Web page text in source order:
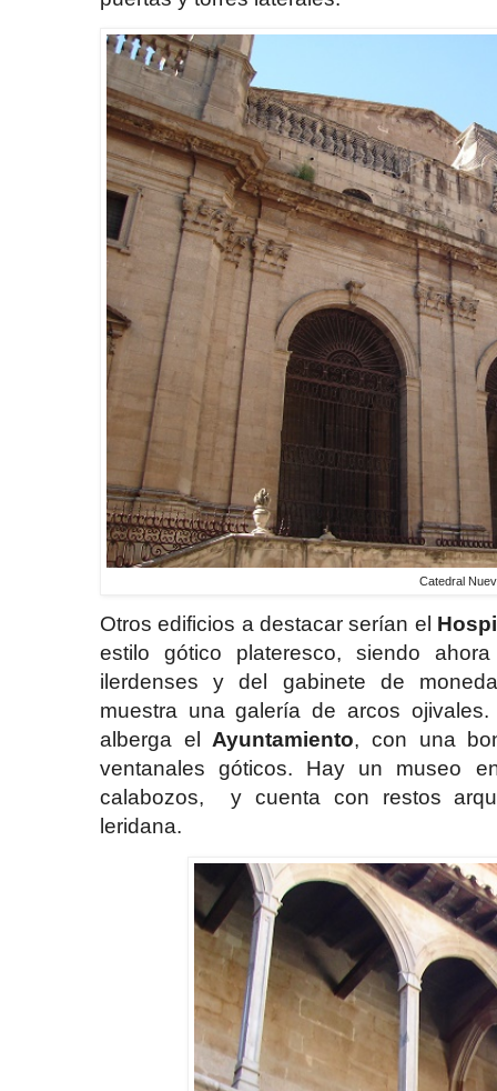
Catedral
Otros edificios a destacar serían el
estilo gótico plateresco, siendo
ilerdenses y del gabinete de
muestra una galería de arcos
alberga elAyuntamiento, con una
ventanales góticos. Hay un museo
calabozos,
y cuenta con restos
leridana.